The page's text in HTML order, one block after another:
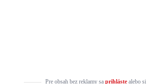
Pre obsah bez reklamy sa prihlástealebo si